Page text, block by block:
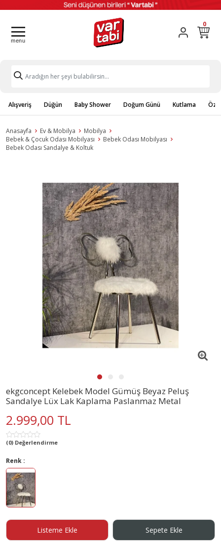
0
Alışveriş Düğün Baby Shower Doğum Günü Kutlama
Anasayfa Ev & Mobilya
Mobilya
Bebek & Çocuk Odası Mobilyası
Bebek Odası Mobilyası
Bebek Odası Sandalye & Koltuk
ekgconcept Kelebek Model Gümüş Beyaz Peluş
Sandalye Lüx Lak Kaplama Paslanmaz Metal
2.999,00 TL
(0) Değerlendirme
Renk :
Listeme Ekle Sepete Ekle